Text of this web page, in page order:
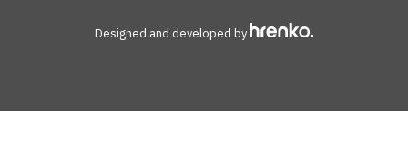
Designed and developed by